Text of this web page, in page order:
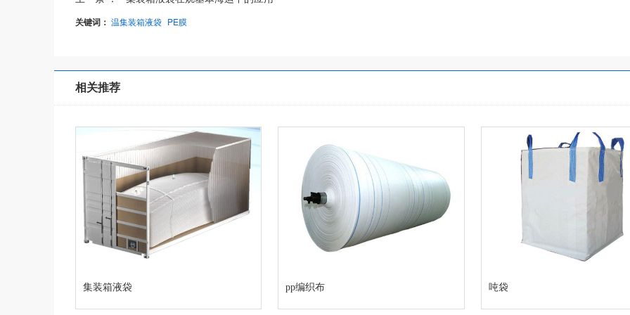
关键词： 温集装箱液袋 PE膜
相关推荐
集装箱液袋 pp编织布 吨袋